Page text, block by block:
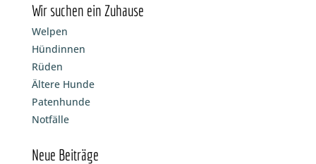
Wir suchen ein Zuhause
Welpen
Hündinnen
Rüden
Ältere Hunde
Patenhunde
Notfälle
Neue Beiträge